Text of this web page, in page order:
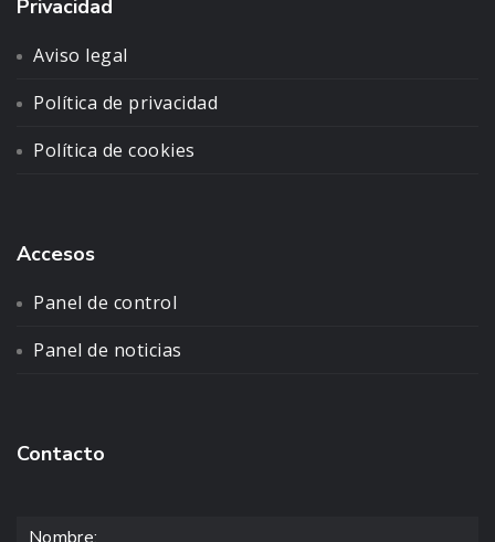
Privacidad
Aviso legal
Política de privacidad
Política de cookies
Accesos
Panel de control
Panel de noticias
Contacto